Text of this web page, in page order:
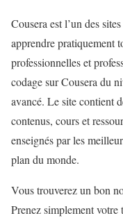
Cousera est l’un des
apprendre pratiquement
professionnelles et
codage sur Cousera du
avancé. Le site contient
contenus, cours et
enseignés par les
plan du monde.
Vous trouverez un bon
Prenez simplement